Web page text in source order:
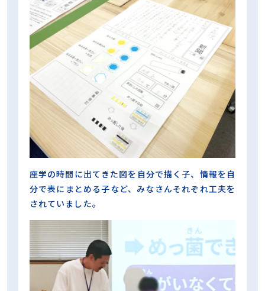
座学の時間に出てきた図を自分で描く子、情報を自
分で表にまとめる子など、みなさんそれぞれ工夫を
されていました。